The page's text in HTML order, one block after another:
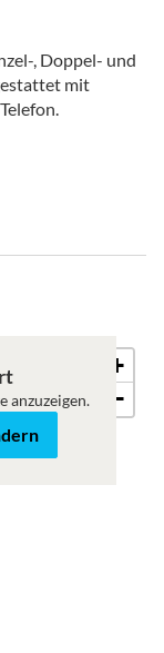
, Doppel- und
mit
+
−
anzuzeigen.